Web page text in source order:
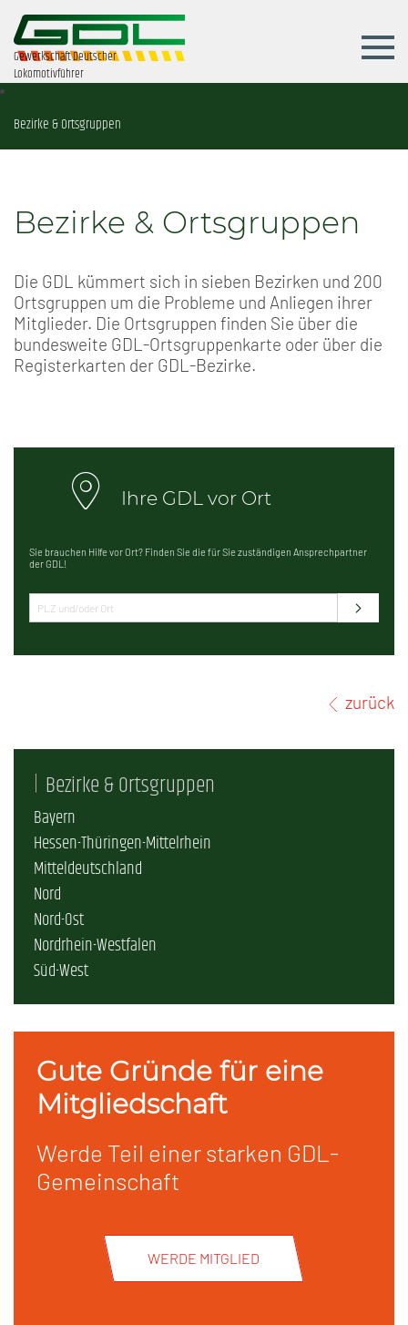
Gewerkschaft Deutscher
Lokomotivführer
Bezirke & Ortsgruppen
Bezirke & Ortsgruppen
Die GDL kümmert sich in sieben Bezirken und 200
Ortsgruppen um die Probleme und Anliegen ihrer
Mitglieder. Die Ortsgruppen finden Sie über die
bundesweite GDL-Ortsgruppenkarte oder über die
Registerkarten der GDL-Bezirke.
Ihre GDL vor Ort
Sie brauchen Hilfe vor Ort? Finden Sie die für Sie zuständigen Ansprechpartner
der GDL!
zurück
Bezirke & Ortsgruppen
Bayern
Hessen-Thüringen-Mittelrhein
Mitteldeutschland
Nord
Nord-Ost
Nordrhein-Westfalen
Süd-West
Gute Gründe für eine
Mitgliedschaft
Werde Teil einer starken GDL-
Gemeinschaft
WERDE MITGLIED